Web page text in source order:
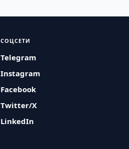
СОЦСЕТИ
Telegram
Instagram
Facebook
Twitter/X
LinkedIn